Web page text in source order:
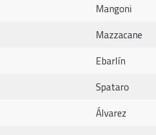
Mangoni
Mazzacane
Ebarlín
Spataro
Álvarez